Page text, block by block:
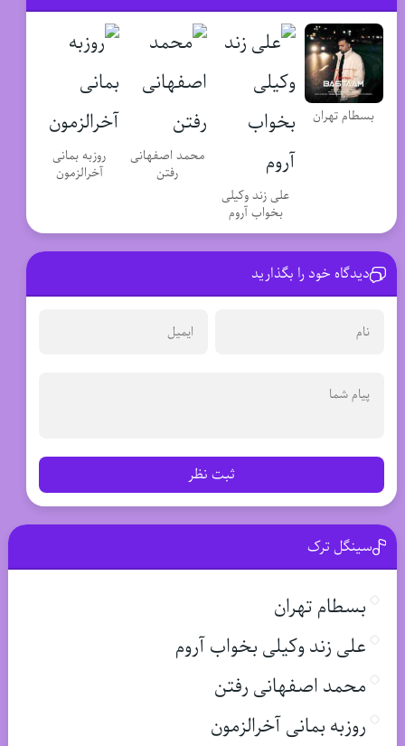
بسطام تهران
علی زند وکیلی
بخواب آروم
محمد اصفهانی
رفتن
روزبه بمانی
آخرالزمون
دیدگاه خود را بگذارید
ثبت نظر
سینگل ترک
بسطام تهران
علی زند وکیلی بخواب آروم
محمد اصفهانی رفتن
روزبه بمانی آخرالزمون